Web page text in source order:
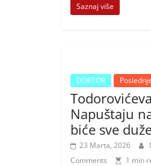
Saznaj više
DOKTOR
Napuštaju
biće sve
23 Marta, 2026
Comments
1 min